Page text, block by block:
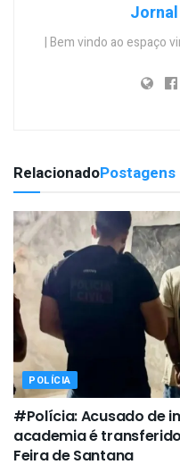
| Bem vindo ao espaço
RelacionadoPostagens
POLÍCIA
#Polícia: Acusado de
academia é
Feira de Santana